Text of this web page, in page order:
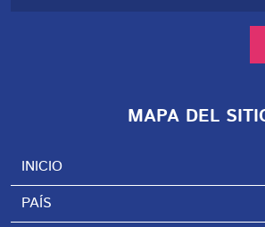
MAPA DEL
INICIO
PAÍS